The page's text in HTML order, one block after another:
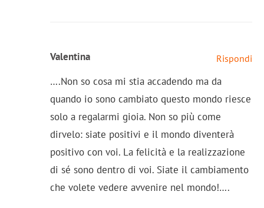
Valentina Rispondi
….Non so cosa mi stia accadendo ma da
quando io sono cambiato questo mondo riesce
solo a regalarmi gioia. Non so più come
dirvelo: siate positivi e il mondo diventerà
positivo con voi. La felicità e la realizzazione
di sé sono dentro di voi. Siate il cambiamento
che volete vedere avvenire nel mondo!….